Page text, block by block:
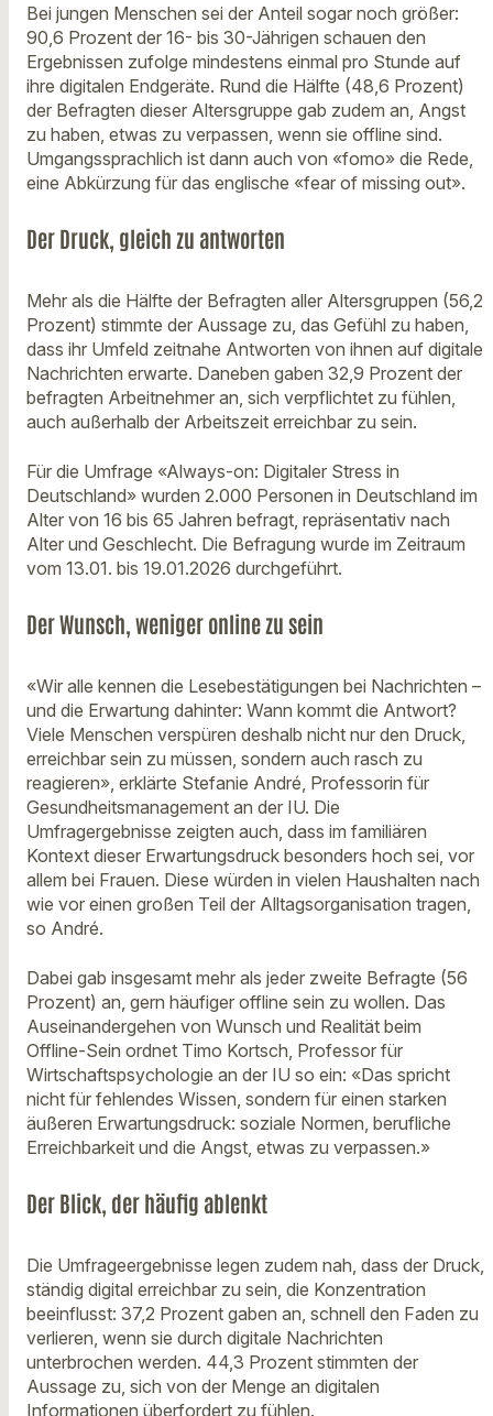
Bei jungen Menschen sei der Anteil sogar noch größer:
90,6 Prozent der 16- bis 30-Jährigen schauen den
Ergebnissen zufolge mindestens einmal pro Stunde auf
ihre digitalen Endgeräte. Rund die Hälfte (48,6 Prozent)
der Befragten dieser Altersgruppe gab zudem an, Angst
zu haben, etwas zu verpassen, wenn sie offline sind.
Umgangssprachlich ist dann auch von «fomo» die Rede,
eine Abkürzung für das englische «fear of missing out».
Der Druck, gleich zu antworten
Mehr als die Hälfte der Befragten aller Altersgruppen (56,2
Prozent) stimmte der Aussage zu, das Gefühl zu haben,
dass ihr Umfeld zeitnahe Antworten von ihnen auf digitale
Nachrichten erwarte. Daneben gaben 32,9 Prozent der
befragten Arbeitnehmer an, sich verpflichtet zu fühlen,
auch außerhalb der Arbeitszeit erreichbar zu sein.
Für die Umfrage «Always-on: Digitaler Stress in
Deutschland» wurden 2.000 Personen in Deutschland im
Alter von 16 bis 65 Jahren befragt, repräsentativ nach
Alter und Geschlecht. Die Befragung wurde im Zeitraum
vom 13.01. bis 19.01.2026 durchgeführt.
Der Wunsch, weniger online zu sein
«Wir alle kennen die Lesebestätigungen bei Nachrichten –
und die Erwartung dahinter: Wann kommt die Antwort?
Viele Menschen verspüren deshalb nicht nur den Druck,
erreichbar sein zu müssen, sondern auch rasch zu
reagieren», erklärte Stefanie André, Professorin für
Gesundheitsmanagement an der IU. Die
Umfragergebnisse zeigten auch, dass im familiären
Kontext dieser Erwartungsdruck besonders hoch sei, vor
allem bei Frauen. Diese würden in vielen Haushalten nach
wie vor einen großen Teil der Alltagsorganisation tragen,
so André.
Dabei gab insgesamt mehr als jeder zweite Befragte (56
Prozent) an, gern häufiger offline sein zu wollen. Das
Auseinandergehen von Wunsch und Realität beim
Offline-Sein ordnet Timo Kortsch, Professor für
Wirtschaftspsychologie an der IU so ein: «Das spricht
nicht für fehlendes Wissen, sondern für einen starken
äußeren Erwartungsdruck: soziale Normen, berufliche
Erreichbarkeit und die Angst, etwas zu verpassen.»
Der Blick, der häufig ablenkt
Die Umfrageergebnisse legen zudem nah, dass der Druck,
ständig digital erreichbar zu sein, die Konzentration
beeinflusst: 37,2 Prozent gaben an, schnell den Faden zu
verlieren, wenn sie durch digitale Nachrichten
unterbrochen werden. 44,3 Prozent stimmten der
Aussage zu, sich von der Menge an digitalen
Informationen überfordert zu fühlen.